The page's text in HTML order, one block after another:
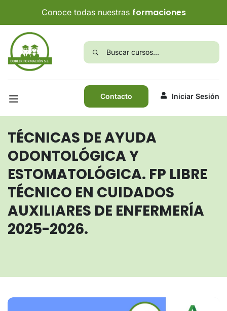
Conoce todas nuestras formaciones
Contacto Iniciar Sesión
TÉCNICAS DE AYUDA
ODONTOLÓGICA Y
ESTOMATOLÓGICA. FP LIBRE
TÉCNICO EN CUIDADOS
AUXILIARES DE ENFERMERÍA
2025-2026.